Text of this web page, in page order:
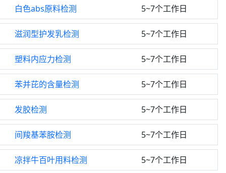
白色abs原料检测 5~7个工作日
滋润型护发乳检测 5~7个工作日
塑料内应力检测 5~7个工作日
苯并芘的含量检测 5~7个工作日
发胶检测 5~7个工作日
间羧基苯胺检测 5~7个工作日
凉拌牛百叶用料检测 5~7个工作日